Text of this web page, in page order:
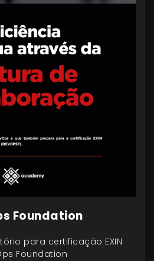
Foundation
para certificação EXIN
Foundation